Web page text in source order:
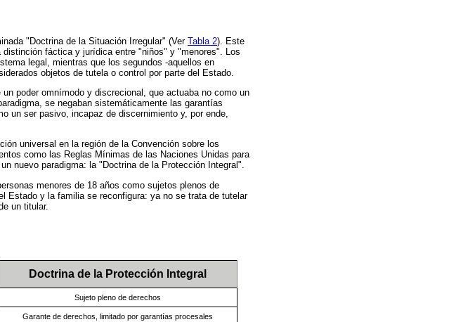
"Doctrina de la Situación Irregular" (Ver Tabla 2). Este
fáctica y jurídica entre "niños" y "menores". Los
legal, mientras que los segundos -aquellos en
objetos de tutela o control por parte del Estado.
poder omnímodo y discrecional, que actuaba no como un
se negaban sistemáticamente las garantías
un ser pasivo, incapaz de discernimiento y, por ende,
universal en la región de la Convención sobre los
como las Reglas Mínimas de las Naciones Unidas para
nuevo paradigma: la "Doctrina de la Protección Integral".
menores de 18 años como sujetos plenos de
Estado y la familia se reconfigura: ya no se trata de tutelar
un titular.
Doctrina de la Protección Integral
Sujeto pleno de derechos
Garante de derechos, limitado por garantías procesales